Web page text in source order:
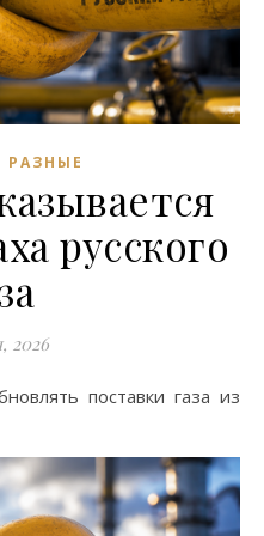
РАЗНЫЕ
русского
2026